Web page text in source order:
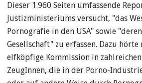
Dieser 1.960 Seiten umfassende
Justizministeriums versucht, "das
Pornografie in den USA" sowie
Gesellschaft" zu erfassen. Dazu
elfköpfige Kommission in
ZeugInnen, die in der Porno-